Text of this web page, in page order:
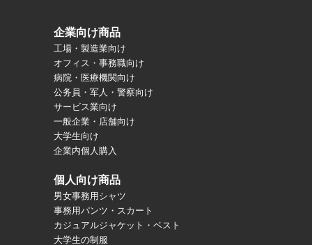
企業向け商品
工場・製造業向け
オフィス・事務職向け
病院・医療機関向け
公务員・军人・警察向け
サービス業向け
一般企業・店舗向け
大学生向け
企業内個人購入
個人向け商品
男女事務用シャツ
事務用パンツ・スカート
カジュアルジャケット・ベスト
大学生の制服